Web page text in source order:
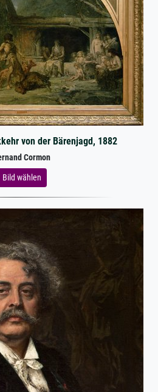
von der Bärenjagd, 1882
Cormon
Bild wählen